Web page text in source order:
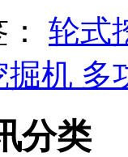
轮式
掘机 多
分类